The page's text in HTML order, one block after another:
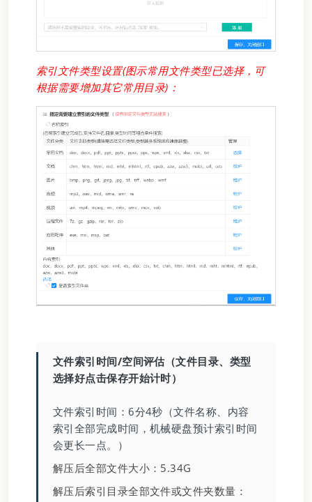
索引文件类型设置(图示常用文件类型已选择，可
根据需要增加其它常用目录)：
文件索引时间/空间评估（文件目录、类型
选择好点击保存开始计时）
文件索引时间：6分4秒（文件名称、内容
索引全部完成时间，机械硬盘预计索引时间
会更长一点。）
解压后全部文件大小：5.34G
解压后索引目录全部文件或文件夹数量：